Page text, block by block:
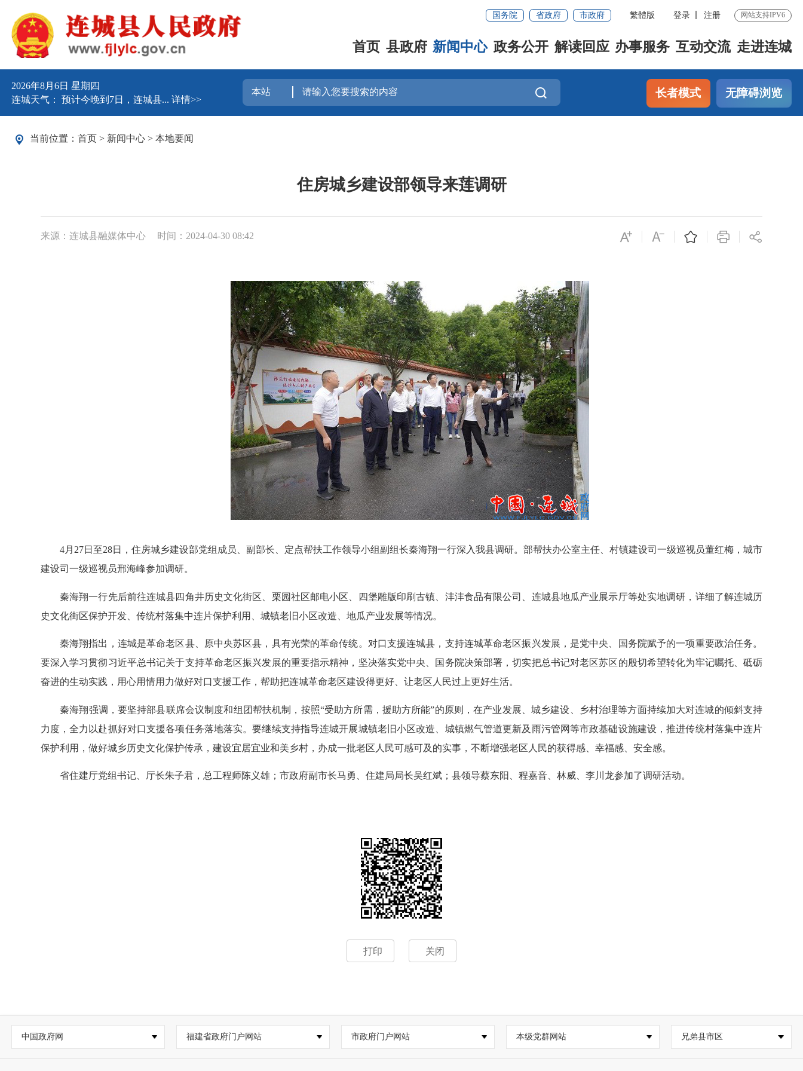
国务院 省政府 市政府 繁體版 登录 注册 网站支持IPV6
首页 县政府 新闻中心 政务公开 解读回应 办事服务 互动交流 走进连城
2026年8月6日 星期四
连城天气： 预计今晚到7日，连城县...详情>>
长者模式 无障碍浏览
当前位置： 首页 > 新闻中心 > 本地要闻
住房城乡建设部领导来莲调研
来源：连城县融媒体中心 时间：2024-04-30 08:42
4月27日至28日，住房城乡建设部党组成员、副部长、定点帮扶工作领导小组副组长秦海翔一行深入我县调研。部帮扶办公室主任、村镇建设司一级巡视员董红梅，城市
建设司一级巡视员邢海峰参加调研。
秦海翔一行先后前往连城县四角井历史文化街区、栗园社区邮电小区、四堡雕版印刷古镇、沣沣食品有限公司、连城县地瓜产业展示厅等处实地调研，详细了解连城历
史文化街区保护开发、传统村落集中连片保护利用、城镇老旧小区改造、地瓜产业发展等情况。
秦海翔指出，连城是革命老区县、原中央苏区县，具有光荣的革命传统。对口支援连城县，支持连城革命老区振兴发展，是党中央、国务院赋予的一项重要政治任务。
要深入学习贯彻习近平总书记关于支持革命老区振兴发展的重要指示精神，坚决落实党中央、国务院决策部署，切实把总书记对老区苏区的殷切希望转化为牢记嘱托、砥砺
奋进的生动实践，用心用情用力做好对口支援工作，帮助把连城革命老区建设得更好、让老区人民过上更好生活。
秦海翔强调，要坚持部县联席会议制度和组团帮扶机制，按照“受助方所需，援助方所能”的原则，在产业发展、城乡建设、乡村治理等方面持续加大对连城的倾斜支持
力度，全力以赴抓好对口支援各项任务落地落实。要继续支持指导连城开展城镇老旧小区改造、城镇燃气管道更新及雨污管网等市政基础设施建设，推进传统村落集中连片
保护利用，做好城乡历史文化保护传承，建设宜居宜业和美乡村，办成一批老区人民可感可及的实事，不断增强老区人民的获得感、幸福感、安全感。
省住建厅党组书记、厅长朱子君，总工程师陈义雄；市政府副市长马勇、住建局局长吴红斌；县领导蔡东阳、程嘉音、林威、李川龙参加了调研活动。
打印 关闭
中国政府网 福建省政府门户网站 市政府门户网站 本级党群网站 兄弟县市区